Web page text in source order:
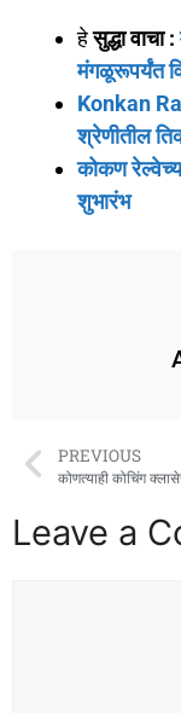
हेसुद्धा वाचा :
मंगळूरूपर्यंत
Konkan
श्रेणीतील
कोकण
शुभारंभ
PREVIOUS
Leave a